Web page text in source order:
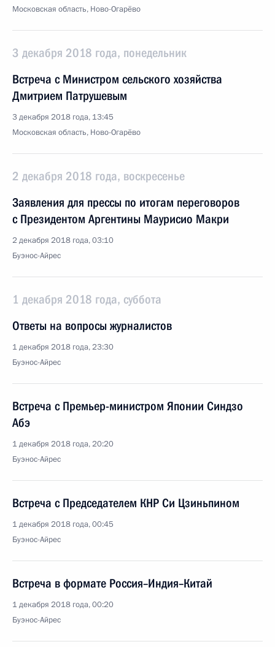
Московская область, Ново-Огарёво
3 декабря 2018 года, понедельник
Встреча с Министром сельского хозяйства
Дмитрием Патрушевым
3 декабря 2018 года, 13:45
Московская область, Ново-Огарёво
2 декабря 2018 года, воскресенье
Заявления для прессы по итогам переговоров
с Президентом Аргентины Маурисио Макри
2 декабря 2018 года, 03:10
Буэнос-Айрес
1 декабря 2018 года, суббота
Ответы на вопросы журналистов
1 декабря 2018 года, 23:30
Буэнос-Айрес
Встреча с Премьер-министром Японии Синдзо
Абэ
1 декабря 2018 года, 20:20
Буэнос-Айрес
Встреча с Председателем КНР Си Цзиньпином
1 декабря 2018 года, 00:45
Буэнос-Айрес
Встреча в формате Россия–Индия–Китай
1 декабря 2018 года, 00:20
Буэнос-Айрес